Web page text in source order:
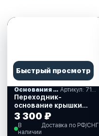
Быстрый просмотр
Основания под сиденья
Переходник-
основание крышки
столешницы
тескопической стойки
(710192)
3 300 ₽
В
наличии
Доставка по РФ/СНГ